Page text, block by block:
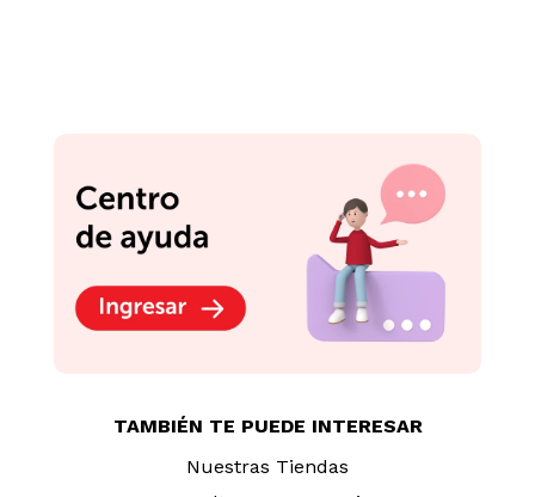
TAMBIÉN TE PUEDE INTERESAR
Nuestras Tiendas